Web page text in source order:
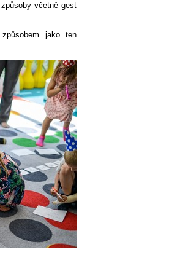
včetně gest
jako ten